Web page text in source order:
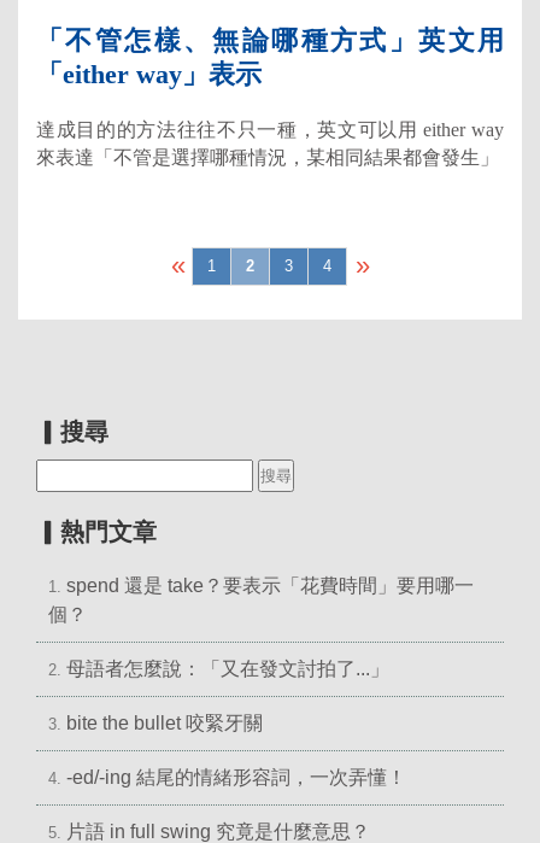
「不管怎樣、無論哪種方式」英文用
「either way」表示
達成目的的方法往往不只一種，英文可以用 either way
來表達「不管是選擇哪種情況，某相同結果都會發生」
« 1 2 3 4 »
▎搜尋
▎熱門文章
1. spend 還是 take？要表示「花費時間」要用哪一
個？
2. 母語者怎麼說：「又在發文討拍了...」
3. bite the bullet 咬緊牙關
4. -ed/-ing 結尾的情緒形容詞，一次弄懂！
5. 片語 in full swing 究竟是什麼意思？